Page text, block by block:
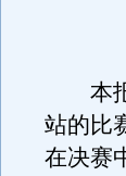
本报
站的比
在决赛